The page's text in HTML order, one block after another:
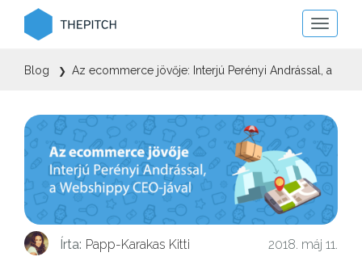
Toggle
Blog ❯ Az ecommerce jövője: Interjú Perényi Andrással, a
Írta: Papp-Karakas Kitti 2018. máj 11.